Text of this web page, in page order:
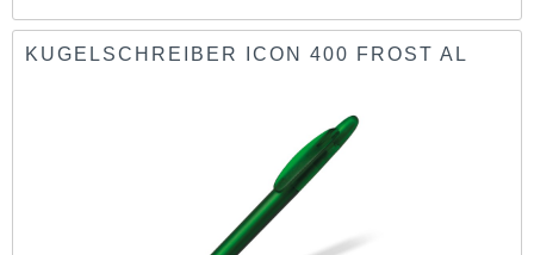
KUGELSCHREIBER ICON 400 FROST AL